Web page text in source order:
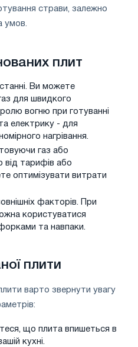
страви, залежно
умов.
плит
Ви можете
для швидкого
вогню при готуванні
електрику - для
нагрівання.
газ або
від тарифів або
оптимізувати витрати
факторів. При
користуватися
та навпаки.
плити
варто звернути увагу
що плита впишеться в
кухні.